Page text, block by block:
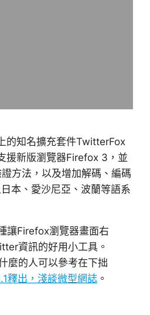
的知名擴充套件TwitterFox
援新版瀏覽器Firefox 3，並
方法，以及增加解碼、編碼
本、愛沙尼亞、波蘭等語系
讓Firefox瀏覽器畫面右
資訊的好用小工具。
麼的人可以參考在下拙
釋出，淺談微型網誌 。